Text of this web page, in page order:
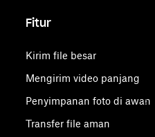
Fitur
Kirim file besar
Mengirim video panjang
Penyimpanan foto di awan
Transfer file aman